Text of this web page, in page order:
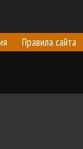
Правила сайта